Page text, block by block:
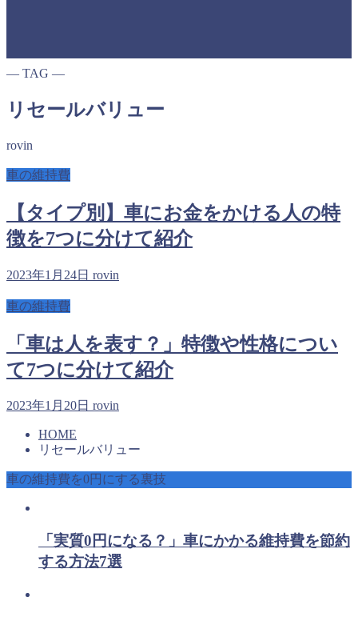
― TAG ―
リセールバリュー
rovin
車の維持費
【タイプ別】車にお金をかける人の特
徴を7つに分けて紹介
2023年1月24日 rovin
車の維持費
「車は人を表す？」特徴や性格につい
て7つに分けて紹介
2023年1月20日 rovin
HOME
リセールバリュー
車の維持費を0円にする裏技
「実質0円になる？」車にかかる維持費を節約
する方法7選